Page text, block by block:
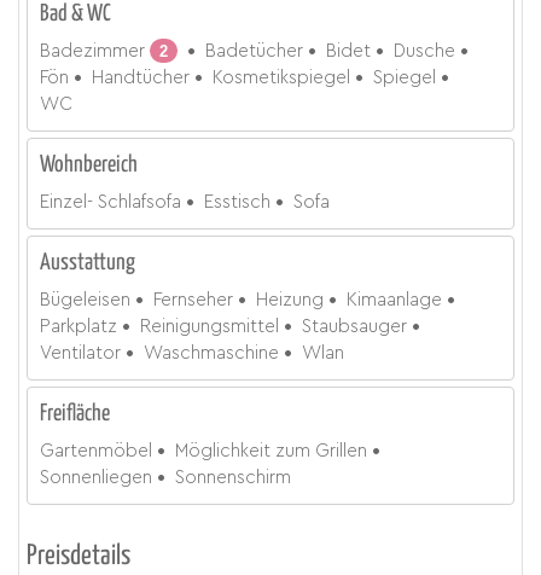
Bad & WC
Badezimmer 2 Badetücher Bidet
Dusche
Fön
Handtücher Kosmetikspiegel
Spiegel
WC
Wohnbereich
Einzel- Schlafsofa Esstisch Sofa
Ausstattung
Bügeleisen Fernseher Heizung
Kimaanlage
Parkplatz
Reinigungsmittel
Staubsauger
Ventilator
Waschmaschine Wlan
Freifläche
Gartenmöbel
Möglichkeit zum Grillen
Sonnenliegen
Sonnenschirm
Preisdetails